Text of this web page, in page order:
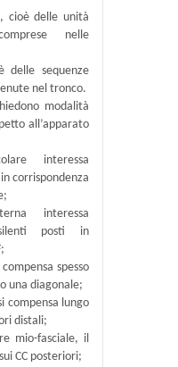
cioè delle unità
nelle
delle sequenze
nel tronco.
modalità
all’apparato
interessa
corrispondenza
interessa
posti in
spesso
una diagonale;
compensa lungo
distali;
mio-fasciale, il
CC posteriori;